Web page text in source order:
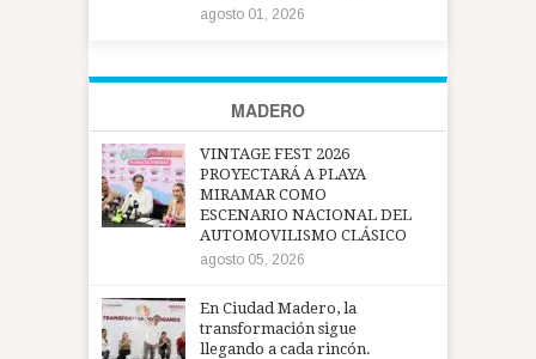
agosto 01, 2026
MADERO
VINTAGE FEST 2026
PROYECTARÁ A PLAYA
MIRAMAR COMO
ESCENARIO NACIONAL DEL
AUTOMOVILISMO CLÁSICO
agosto 05, 2026
En Ciudad Madero, la
transformación sigue
llegando a cada rincón.